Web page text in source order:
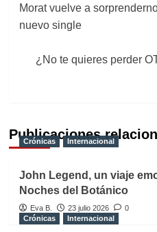
de
entradas
Morat vuelve a
nuevo single
¿No te quieres perder
Publicaciones
Crónicas Internacional
John Legend, un viaje
Noches del Botánico
Eva B. 23 julio 2026
0
Crónicas
Internacional